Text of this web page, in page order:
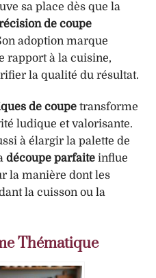
sa place dès que la
de coupe
adoption marque
rapport à la cuisine,
la qualité du résultat.
de coupe transforme
ludique et valorisante.
à élargir la palette de
découpe parfaite influe
la manière dont les
la cuisson ou la
Thématique